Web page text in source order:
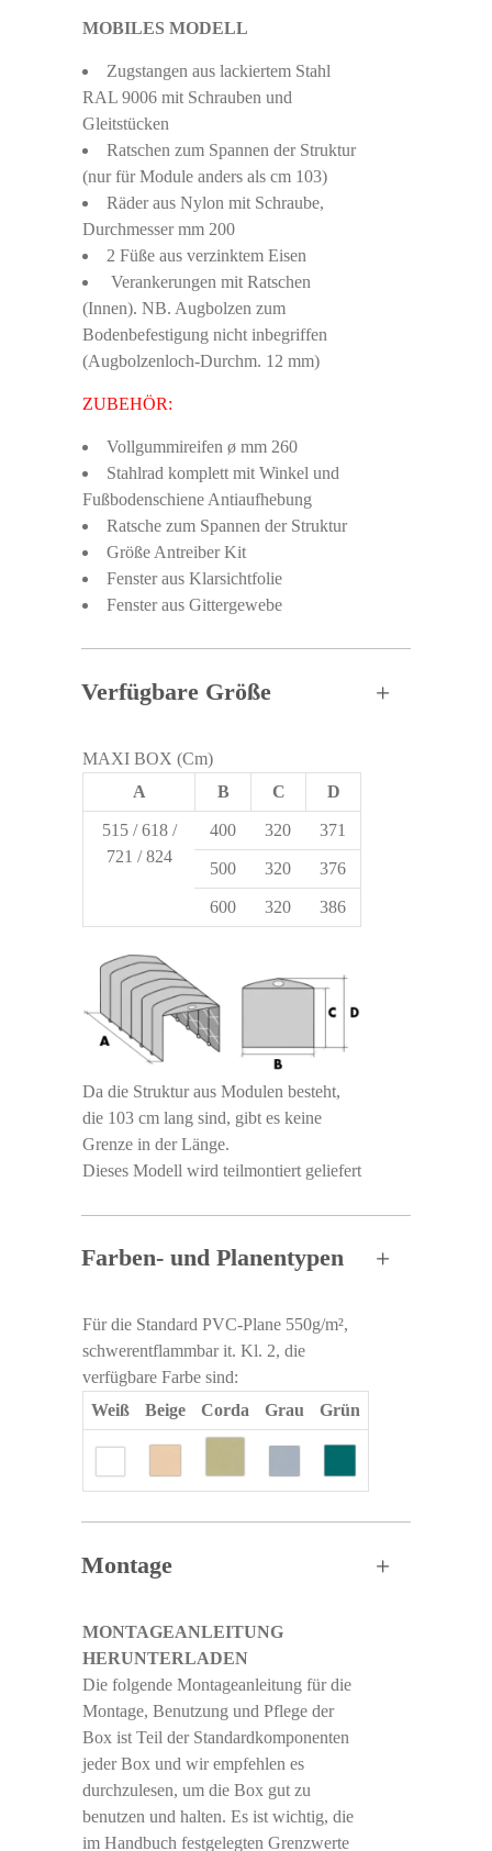
MOBILES MODELL
Zugstangen aus lackiertem Stahl
RAL 9006 mit Schrauben und
Gleitstücken
Ratschen zum Spannen der Struktur
(nur für Module anders als cm 103)
Räder aus Nylon mit Schraube,
Durchmesser mm 200
2 Füße aus verzinktem Eisen
Verankerungen mit Ratschen
(Innen). NB. Augbolzen zum
Bodenbefestigung nicht inbegriffen
(Augbolzenloch-Durchm. 12 mm)
ZUBEHÖR:
Vollgummireifen ø mm 260
Stahlrad komplett mit Winkel und
Fußbodenschiene Antiaufhebung
Ratsche zum Spannen der Struktur
Größe Antreiber Kit
Fenster aus Klarsichtfolie
Fenster aus Gittergewebe
Verfügbare Größe
MAXI BOX (Cm)
A
B C D
515 / 618 /
721 / 824
400 320 371
500 320 376
600 320 386
Da die Struktur aus Modulen besteht,
die 103 cm lang sind, gibt es keine
Grenze in der Länge.
Dieses Modell wird teilmontiert geliefert
Farben- und Planentypen
Für die Standard PVC-Plane 550g/m²,
schwerentflammbar it. Kl. 2, die
verfügbare Farbe sind:
Weiß
Beige Corda Grau Grün
Montage
MONTAGEANLEITUNG
HERUNTERLADEN
Die folgende Montageanleitung für die
Montage, Benutzung und Pflege der
Box ist Teil der Standardkomponenten
jeder Box und wir empfehlen es
durchzulesen, um die Box gut zu
benutzen und halten. Es ist wichtig, die
im Handbuch festgelegten Grenzwerte